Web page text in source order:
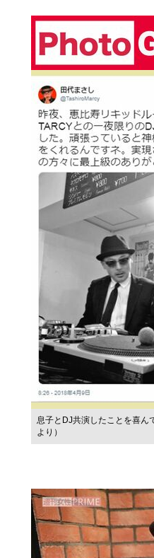
息子とDJ共演したことを喜ん
より）